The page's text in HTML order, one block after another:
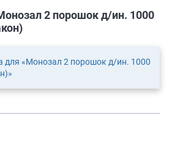
2 порошок д/ин. 1000
для «Монозал 2 порошок д/ин. 1000